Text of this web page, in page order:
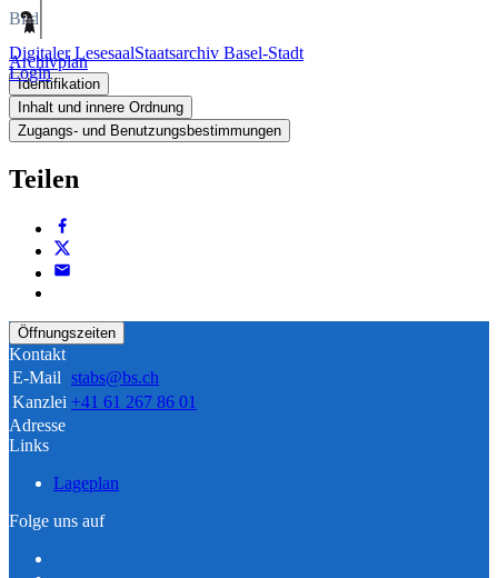
Digitaler LesesaalStaatsarchiv Basel-Stadt
Login
Bild
Archivplan
Identifikation
Inhalt und innere Ordnung
Zugangs- und Benutzungsbestimmungen
Teilen
Öffnungszeiten
Kontakt
E-Mail stabs@bs.ch
Kanzlei +41 61 267 86 01
Adresse
Links
Lageplan
Folge uns auf